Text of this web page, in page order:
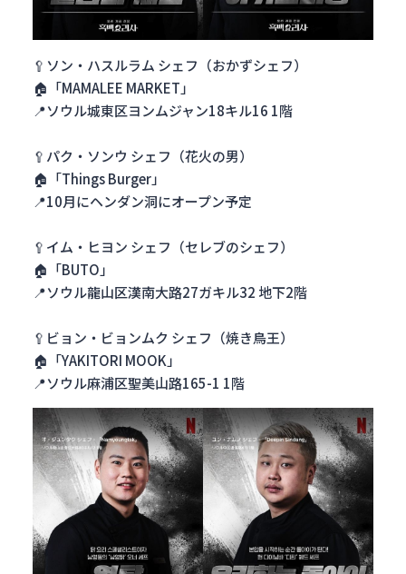
🥄ソン・ハスルラム シェフ（おかずシェフ）
🏠「MAMALEE MARKET」
📍ソウル城東区ヨンムジャン18キル16 1階
🥄パク・ソンウ シェフ（花火の男）
🏠「Things Burger」
📍10月にヘンダン洞にオープン予定
🥄イム・ヒヨン シェフ（セレブのシェフ）
🏠「BUTO」
📍ソウル龍山区漢南大路27ガキル32 地下2階
🥄ビョン・ビョンムク シェフ（焼き鳥王）
🏠「YAKITORI MOOK」
📍ソウル麻浦区聖美山路165-1 1階